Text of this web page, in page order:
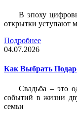
В эпоху
открытки уступают
Подробнее
04.07.2026
Как Выбрать
Свадьба – это
событий в жизни
семьи